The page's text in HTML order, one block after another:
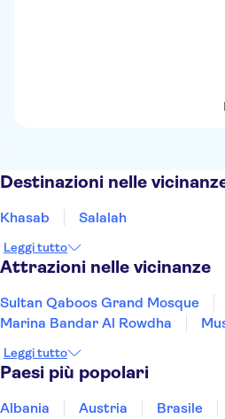
Destinazioni nelle
Khasab Salalah
Leggi tutto
Attrazioni nelle vicinanze
Sultan Qaboos Grand Mosque
Marina Bandar Al Rowdha
Leggi tutto
Paesi più popolari
Albania Austria Brasile